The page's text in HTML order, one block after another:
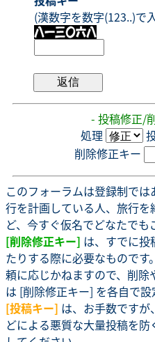
(漢数字を数字(123..)で
- 投稿修正/
処理
削除修正キー
このフォーラムは登録制で
行を計画している人、旅行
ど、今すぐ仮名でどなたでも
[削除修正キー] は、すでに投
たりする際に必要なもので
頼に応じかねますので、削
は [削除修正キー] を各自で設
[投稿キー] は、お手数です
どによる悪質な大量投稿を